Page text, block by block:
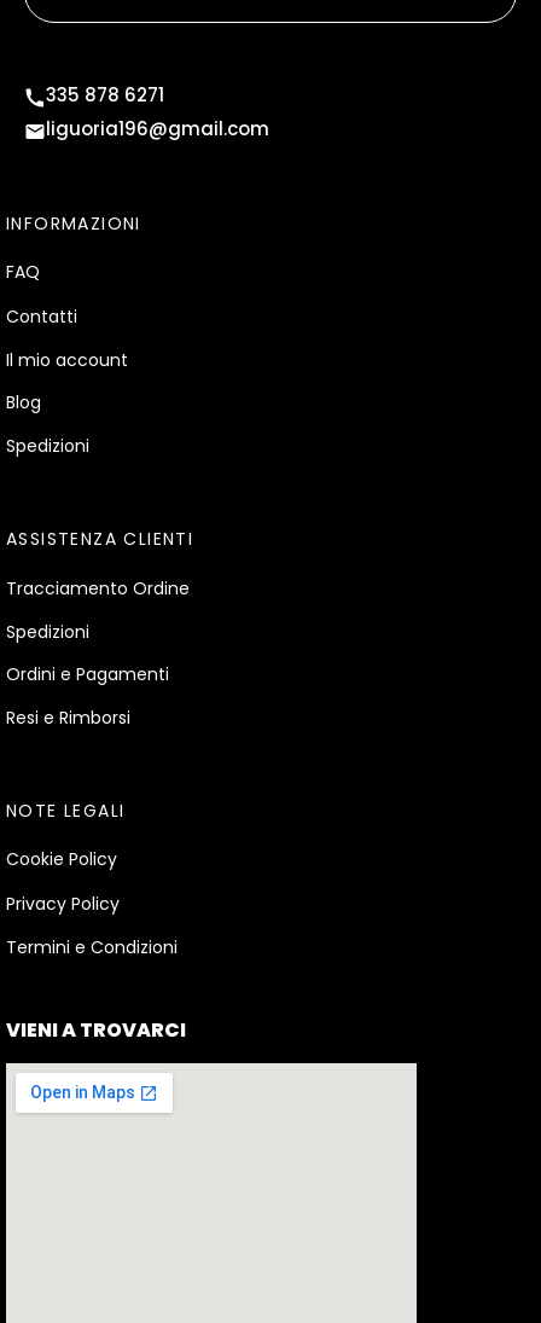
335 878 6271
liguoria196@gmail.com
INFORMAZIONI
FAQ
Contatti
Il mio account
Blog
Spedizioni
ASSISTENZA CLIENTI
Tracciamento Ordine
Spedizioni
Ordini e Pagamenti
Resi e Rimborsi
NOTE LEGALI
Cookie Policy
Privacy Policy
Termini e Condizioni
VIENI A TROVARCI